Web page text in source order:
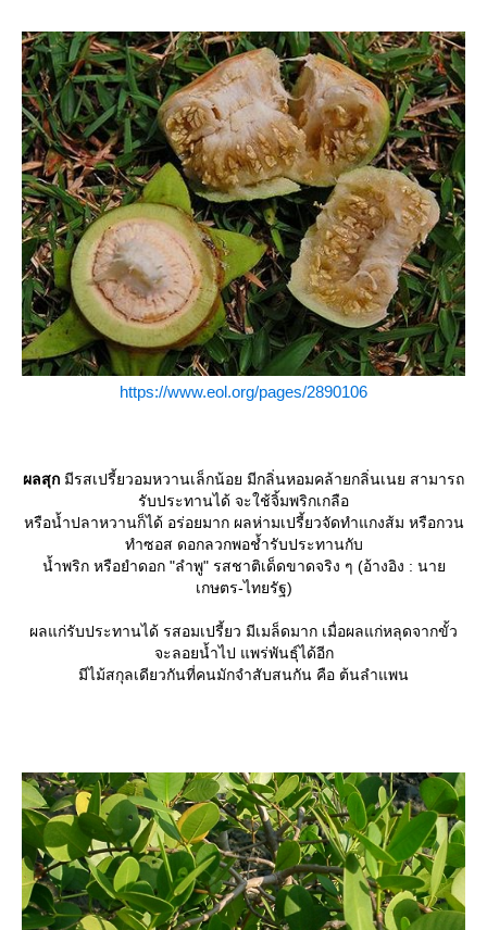
https://www.eol.org/pages/2890106
ผลสุก มีรสเปรี้ยวอมหวานเล็กน้อย มีกลิ่นหอมคล้ายกลิ่นเนย สามารถ
รับประทานได้ จะใช้จิ้มพริกเกลือ
หรือน้ำปลาหวานก็ได้ อร่อยมาก ผลห่ามเปรี้ยวจัดทำแกงส้ม หรือกวน
ทำซอส ดอกลวกพอช้ำรับประทานกับ
น้ำพริก หรือยำดอก "ลำพู" รสชาติเด็ดขาดจริง ๆ (อ้างอิง : นา
เกษตร-ไทยรัฐ)
ผลแก่รับประทานได้ รสอมเปรี้ยว มีเมล็ดมาก เมื่อผลแก่หลุดจากขั้ว
จะลอยน้ำไป แพร่พันธุ์ได้อีก
มีไม้สกุลเดียวกันที่คนมักจำสับสนกัน คือ ต้นลำแพน